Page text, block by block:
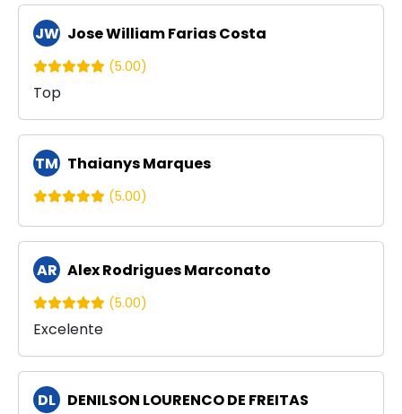
JW Jose William Farias Costa
(5.00)
Top
TM Thaianys Marques
(5.00)
AR Alex Rodrigues Marconato
(5.00)
Excelente
DL DENILSON LOURENCO DE FREITAS